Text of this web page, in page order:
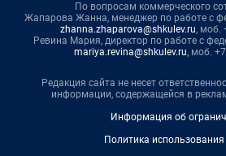
По вопросам коммерческого
Жапарова Жанна, менеджер по работе с
zhanna.zhaparova@shkulev.ru, моб.
Ревина Мария, директор по работе с
mariya.revina@shkulev.ru, моб.
Редакция сайта не несет
информации, содержащейся в
Информация об
Политика